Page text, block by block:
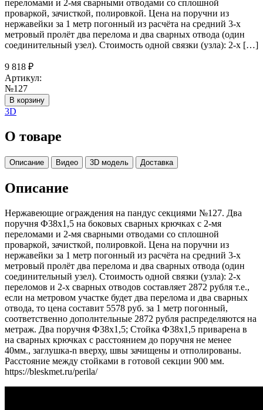
переломами и 2-мя сварными отводами со сплошной
проваркой, зачисткой, полировкой. Цена на поручни из
нержавейки за 1 метр погонный из расчёта на средний 3-х
метровый пролёт два перелома и два сварных отвода (один
соединительный узел). Стоимость одной связки (узла): 2-х […]
9 818 ₽
Артикул:
№127
В корзину
3D
О товаре
Описание Видео 3D модель Доставка
Описание
Нержавеющие ограждения на пандус секциями №127. Два
поручня Ф38х1,5 на боковых сварных крючках с 2-мя
переломами и 2-мя сварными отводами со сплошной
проваркой, зачисткой, полировкой. Цена на поручни из
нержавейки за 1 метр погонный из расчёта на средний 3-х
метровый пролёт два перелома и два сварных отвода (один
соединительный узел). Стоимость одной связки (узла): 2-х
переломов и 2-х сварных отводов составляет 2872 рубля т.е.,
если на метровом участке будет два перелома и два сварных
отвода, то цена составит 5578 руб. за 1 метр погонный,
соответственно дополнтельные 2872 рубля распределяются на
метраж. Два поручня Ф38х1,5; Стойка Ф38х1,5 приварена в
на сварных крючках с расстоянием до поручня не менее
40мм., заглушка-n вверху, швы зачищены и отполированы.
Расстояние между стойками в готовой секции 900 мм.
https://bleskmet.ru/perila/